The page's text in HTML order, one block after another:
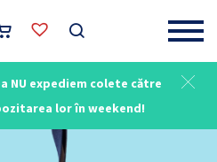
NU expediem colete către
lor în weekend!